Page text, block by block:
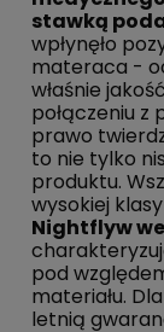
stawką
wpłynęło
materaca -
właśnie
połączeniu z
prawo
to nie tylko
produktu.
wysokiej
Nightflyw
pod
materiału.
letnią